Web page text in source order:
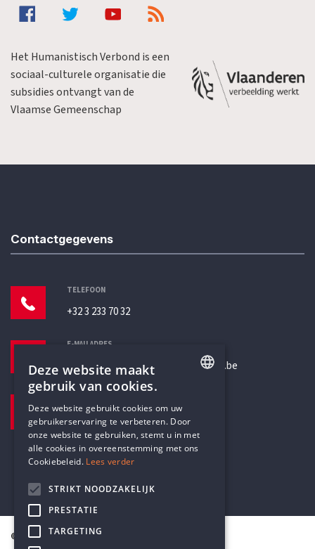
Het Humanistisch Verbond is een
sociaal-culturele organisatie die
subsidies ontvangt van de
Vlaamse Gemeenschap
Contactgegevens
TELEFOON
+32 3 233 70 32
E-MAILADRES
secretariaat@humanistischverbond.be
Pottenbrug 4
Antwerpen, 2000
© Humanistisch Verbond 2026
DUTCH
Deze website maakt
gebruik van cookies.
Deze website gebruikt cookies om uw
gebruikerservaring te verbeteren. Door
onze website te gebruiken, stemt u in met
alle cookies in overeenstemming met ons
Cookiebeleid. Lees verder
STRIKT NOODZAKELIJK
PRESTATIE
TARGETING